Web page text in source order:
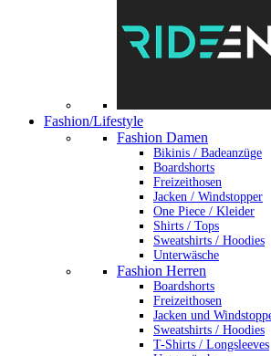
Fashion/Lifestyle
Fashion Damen
Bikinis / Badeanzüge
Boardshorts
Freizeithosen
Jacken / Windstopper
One Piece / Kleider
Shirts / Tops
Sweatshirts / Hoodies
Unterwäsche
Fashion Herren
Boardshorts
Freizeithosen
Jacken und
Sweatshirts / Hoodies
T-Shirts / Longsleeves